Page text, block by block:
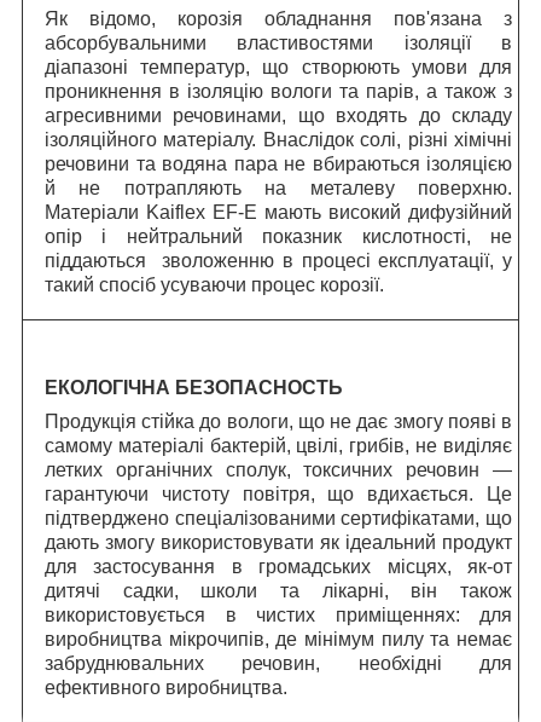
Як відомо, корозія обладнання пов'язана з
абсорбувальними властивостями ізоляції в
діапазоні температур, що створюють умови для
проникнення в ізоляцію вологи та парів, а також з
агресивними речовинами, що входять до складу
ізоляційного матеріалу. Внаслідок солі, різні хімічні
речовини та водяна пара не вбираються ізоляцією
й не потрапляють на металеву поверхню.
Матеріали Kaiflex EF-E мають високий дифузійний
опір і нейтральний показник кислотності, не
піддаються зволоженню в процесі експлуатації, у
такий спосіб усуваючи процес корозії.
ЕКОЛОГІЧНА БЕЗОПАСНОСТЬ
Продукція стійка до вологи, що не дає змогу появі в
самому матеріалі бактерій, цвілі, грибів, не виділяє
летких органічних сполук, токсичних речовин —
гарантуючи чистоту повітря, що вдихається. Це
підтверджено спеціалізованими сертифікатами, що
дають змогу використовувати як ідеальний продукт
для застосування в громадських місцях, як-от
дитячі садки, школи та лікарні, він також
використовується в чистих приміщеннях: для
виробництва мікрочипів, де мінімум пилу та немає
забруднювальних речовин, необхідні для
ефективного виробництва.